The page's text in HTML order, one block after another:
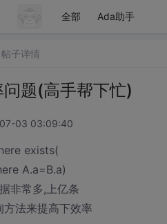
全部 Ada助手
帖子详情
题(高手帮下忙)
03 03:09:40
exists(
A.a=B.a)
非常多,上亿条
法来提高下效率